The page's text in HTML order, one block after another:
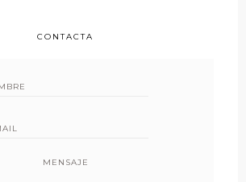
CONTACTA
MENSAJE